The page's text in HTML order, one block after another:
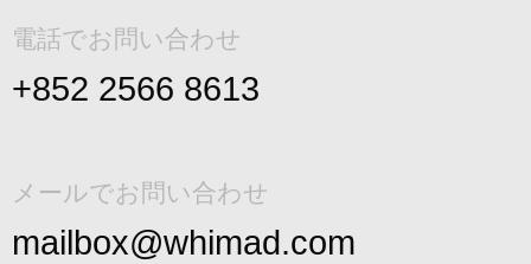
電話でお問い合わせ
+852 2566 8613
メールでお問い合わせ
mailbox@whimad.com